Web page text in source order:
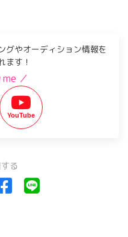
グやオーディション情報を
ます！
／
YouTube
る